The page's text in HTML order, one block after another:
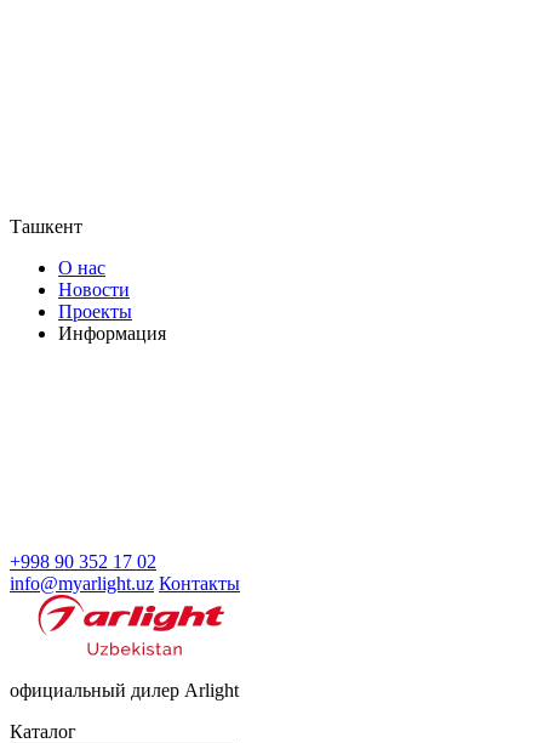
Ташкент
О нас
Новости
Проекты
Информация
+998 90 352 17 02
info@myarlight.uz Контакты
официальный дилер Arlight
Каталог